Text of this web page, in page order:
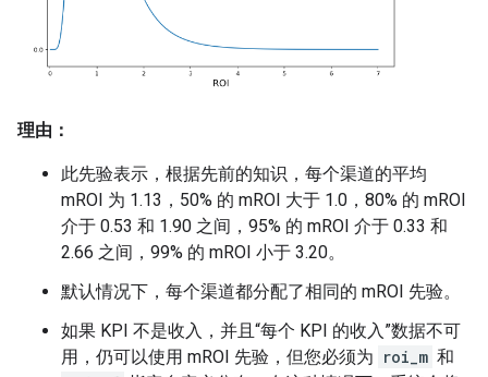
理由：
此先验表示，根据先前的知识，每个渠道的平均
mROI 为 1.13，50% 的 mROI 大于 1.0，80% 的 mROI
介于 0.53 和 1.90 之间，95% 的 mROI 介于 0.33 和
2.66 之间，99% 的 mROI 小于 3.20。
默认情况下，每个渠道都分配了相同的 mROI 先验。
如果 KPI 不是收入，并且“每个 KPI 的收入”数据不可
用，仍可以使用 mROI 先验，但您必须为 roi_m 和